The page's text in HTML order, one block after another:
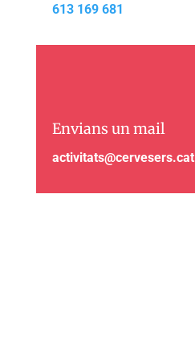
613 169 681
Envians un mail
activitats@cervesers.cat